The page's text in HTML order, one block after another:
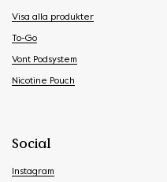
Visa alla produkter
To-Go
Vont Podsystem
Nicotine Pouch
Social
Instagram